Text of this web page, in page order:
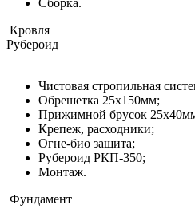
Сборка.
Кровля
Рубероид
Чистовая стропильная
Обрешетка 25х150мм;
Прижимной брусок
Крепеж, расходники;
Огне-био защита;
Рубероид РКП-350;
Монтаж.
Фундамент